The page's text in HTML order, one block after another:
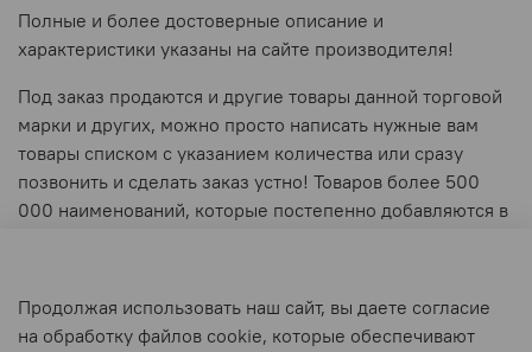
Полные и более достоверные описание и
характеристики указаны на сайте производителя!
Под заказ продаются и другие товары данной торговой
марки и других, можно просто написать нужные вам
товары списком с указанием количества или сразу
позвонить и сделать заказ устно! Товаров более 500
000 наименований, которые постепенно добавляются в
Отзывы
Продолжая использовать наш сайт, вы даете согласие
на обработку файлов cookie, которые обеспечивают